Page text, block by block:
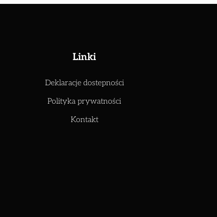
Linki
Deklaracje dostepności
Polityka prywatności
Kontakt